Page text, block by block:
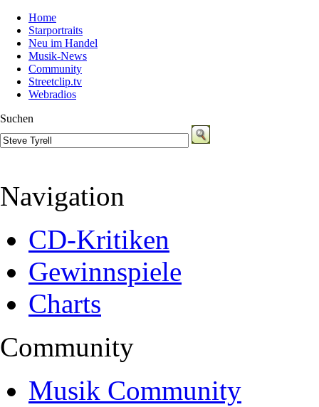
Home
Starportraits
Neu im Handel
Musik-News
Community
Streetclip.tv
Webradios
Suchen
Navigation
CD-Kritiken
Gewinnspiele
Charts
Community
Musik Community